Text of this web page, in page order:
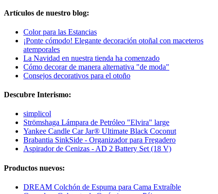
Artículos de nuestro blog:
Color para las Estancias
¡Ponte cómodo! Elegante decoración otoñal con maceteros
atemporales
La Navidad en nuestra tienda ha comenzado
Cómo decorar de manera alternativa "de moda"
Consejos decorativos para el otoño
Descubre Interismo:
simplicol
Strömshaga Lámpara de Petróleo "Elvira" large
Yankee Candle Car Jar® Ultimate Black Coconut
Brabantia SinkSide - Organizador para Fregadero
Aspirador de Cenizas - AD 2 Battery Set (18 V)
Productos nuevos:
DREAM Colchón de Espuma para Cama Extraíble